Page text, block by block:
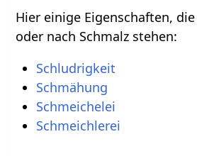
Hier einige Eigenschaften,
oder nach Schmalz stehen:
Schludrigkeit
Schmähung
Schmeichelei
Schmeichlerei